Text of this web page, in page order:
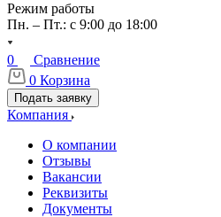
Режим работы
Пн. – Пт.: с 9:00 до 18:00
0
Сравнение
0 Корзина
Подать заявку
Компания
О компании
Отзывы
Вакансии
Реквизиты
Документы